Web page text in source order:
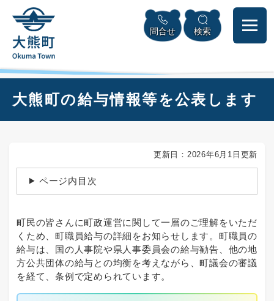
頭
メニューを飛ばして本文へ
問合せ 検索
大熊町の給与情報等を公表します
更新日：2026年6月1日更新
ページ内目次
町民の皆さんに町政運営に関して一層のご理解をいただ
くため、町職員給与の詳細をお知らせします。町職員の
給与は、国の人事院や県人事委員会の給与勧告、他の地
方公共団体の給与との均衡を考えながら、町議会の審議
を経て、条例で定められています。